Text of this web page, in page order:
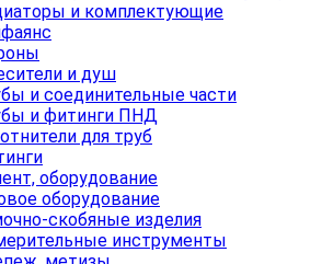
и комплектующие
и душ
и соединительные части
и фитинги ПНД
для труб
оборудование
оборудование
скобяные изделия
инструменты